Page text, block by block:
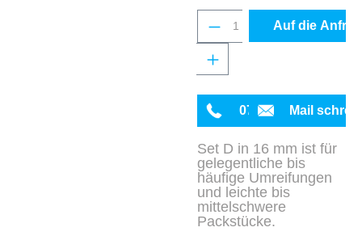
Produkt Anzahl:
Auf die
0711 342934-0
Mail
Set D in 16 mm ist für
gelegentliche bis
häufige Umreifungen
und leichte bis
mittelschwere
Packstücke.